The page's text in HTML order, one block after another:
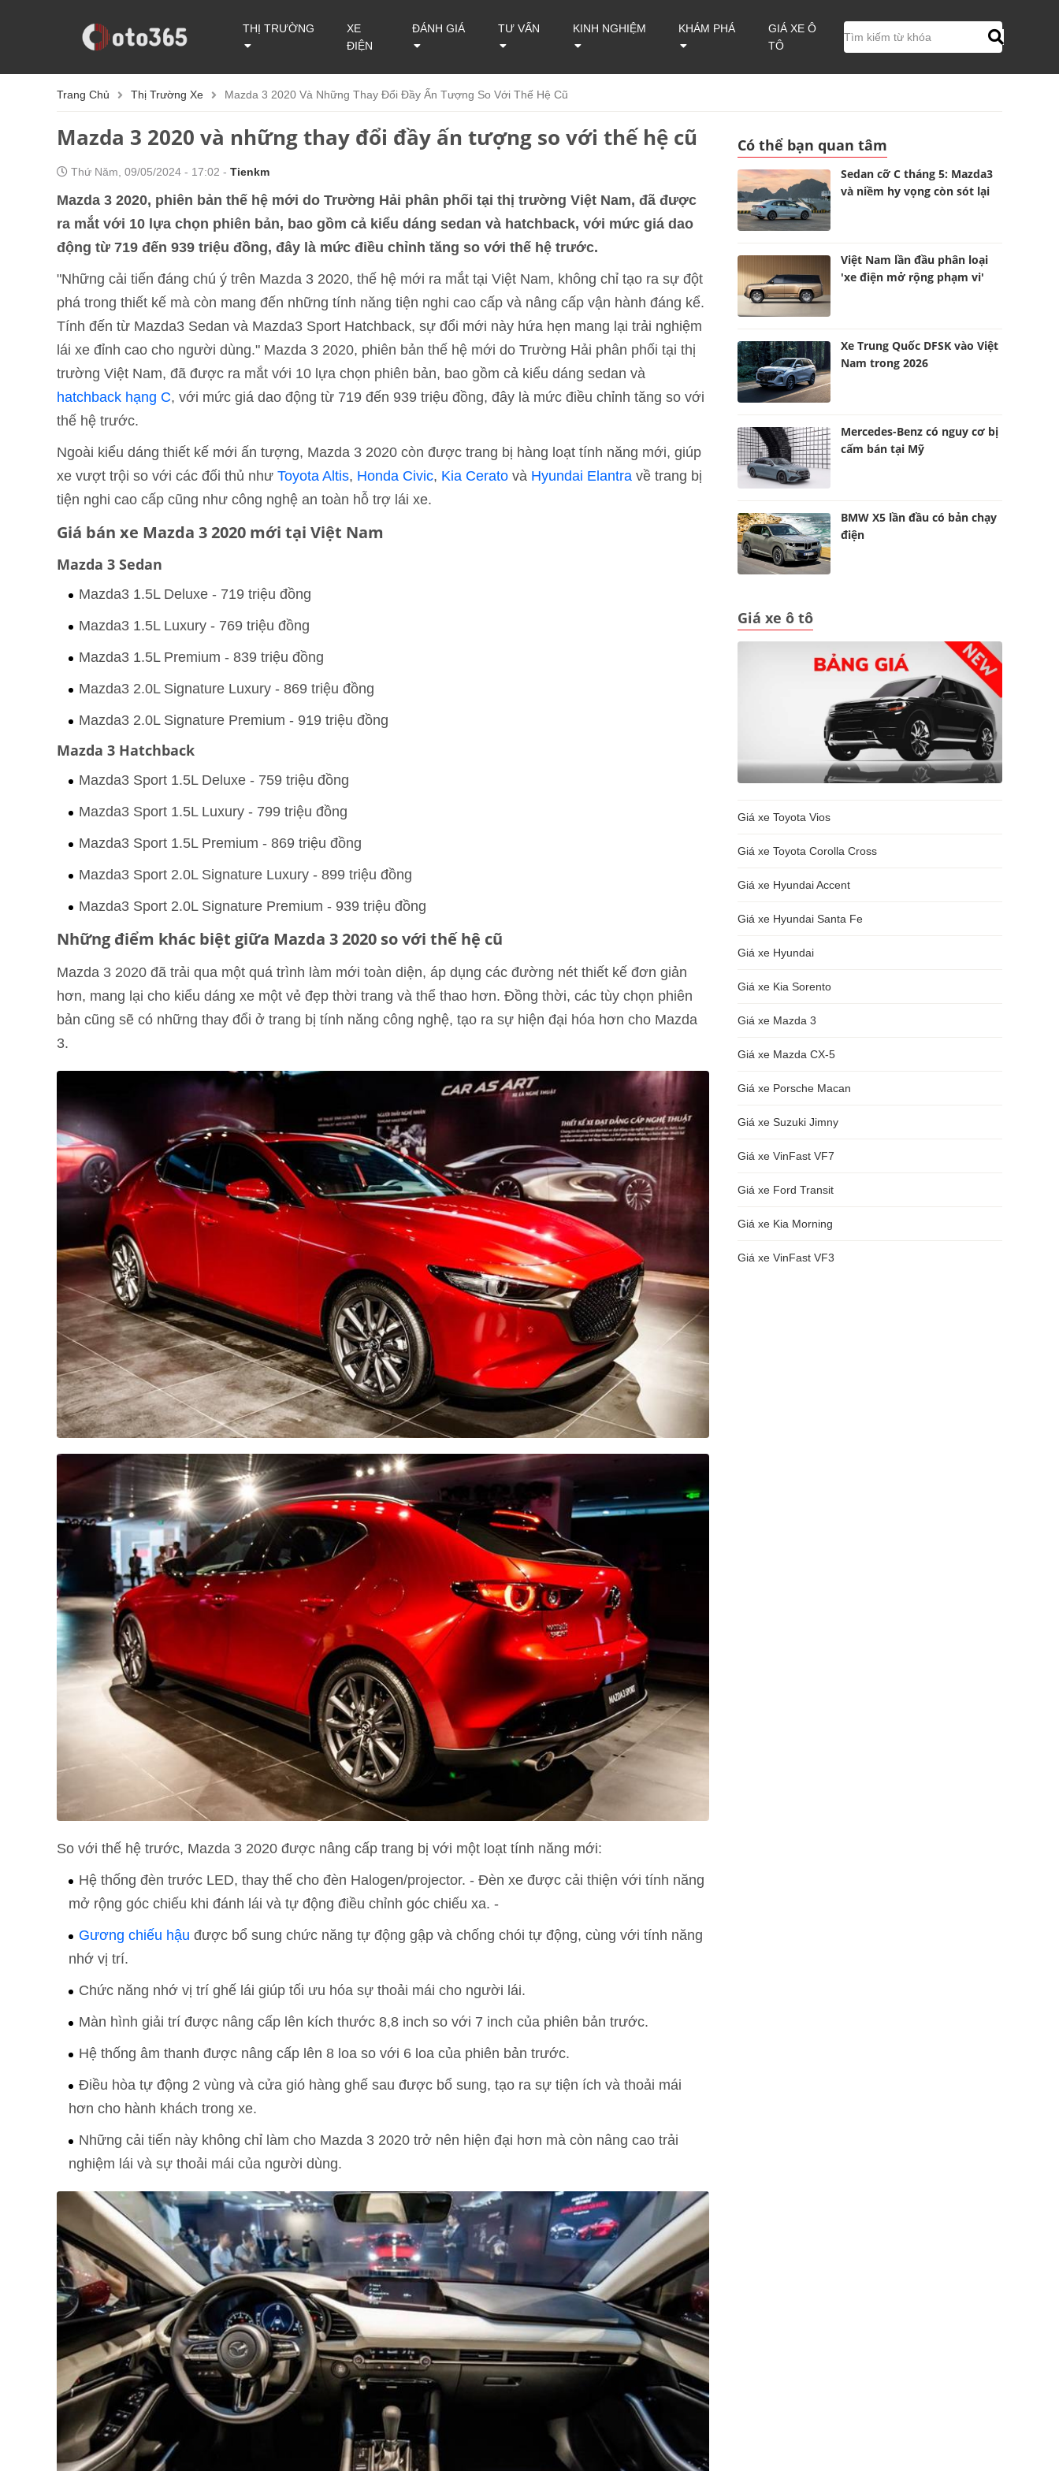
THỊ TRƯỜNG
XE
ĐIỆN
ĐÁNH GIÁ TƯ VẤN KINH NGHIỆM KHÁM PHÁ
GIÁ XE Ô
TÔ
Trang Chủ Thị Trường Xe Mazda 3 2020 Và Những Thay Đổi Đầy Ấn Tượng So Với Thế Hệ Cũ
Mazda 3 2020 và những thay đổi đầy ấn tượng so với thế hệ cũ
Thứ Năm, 09/05/2024 - 17:02 - Tienkm
Mazda 3 2020, phiên bản thế hệ mới do Trường Hải phân phối tại thị trường Việt Nam, đã được
ra mắt với 10 lựa chọn phiên bản, bao gồm cả kiểu dáng sedan và hatchback, với mức giá dao
động từ 719 đến 939 triệu đồng, đây là mức điều chỉnh tăng so với thế hệ trước.
"Những cải tiến đáng chú ý trên Mazda 3 2020, thế hệ mới ra mắt tại Việt Nam, không chỉ tạo ra sự đột
phá trong thiết kế mà còn mang đến những tính năng tiện nghi cao cấp và nâng cấp vận hành đáng kể.
Tính đến từ Mazda3 Sedan và Mazda3 Sport Hatchback, sự đổi mới này hứa hẹn mang lại trải nghiệm
lái xe đỉnh cao cho người dùng." Mazda 3 2020, phiên bản thế hệ mới do Trường Hải phân phối tại thị
trường Việt Nam, đã được ra mắt với 10 lựa chọn phiên bản, bao gồm cả kiểu dáng sedan và
hatchback hạng C, với mức giá dao động từ 719 đến 939 triệu đồng, đây là mức điều chỉnh tăng so với
thế hệ trước.
Ngoài kiểu dáng thiết kế mới ấn tượng, Mazda 3 2020 còn được trang bị hàng loạt tính năng mới, giúp
xe vượt trội so với các đối thủ như Toyota Altis, Honda Civic, Kia Cerato và Hyundai Elantra về trang bị
tiện nghi cao cấp cũng như công nghệ an toàn hỗ trợ lái xe.
Giá bán xe Mazda 3 2020 mới tại Việt Nam
Mazda 3 Sedan
Mazda3 1.5L Deluxe - 719 triệu đồng
Mazda3 1.5L Luxury - 769 triệu đồng
Mazda3 1.5L Premium - 839 triệu đồng
Mazda3 2.0L Signature Luxury - 869 triệu đồng
Mazda3 2.0L Signature Premium - 919 triệu đồng
Mazda 3 Hatchback
Mazda3 Sport 1.5L Deluxe - 759 triệu đồng
Mazda3 Sport 1.5L Luxury - 799 triệu đồng
Mazda3 Sport 1.5L Premium - 869 triệu đồng
Mazda3 Sport 2.0L Signature Luxury - 899 triệu đồng
Mazda3 Sport 2.0L Signature Premium - 939 triệu đồng
Những điểm khác biệt giữa Mazda 3 2020 so với thế hệ cũ
Mazda 3 2020 đã trải qua một quá trình làm mới toàn diện, áp dụng các đường nét thiết kế đơn giản
hơn, mang lại cho kiểu dáng xe một vẻ đẹp thời trang và thể thao hơn. Đồng thời, các tùy chọn phiên
bản cũng sẽ có những thay đổi ở trang bị tính năng công nghệ, tạo ra sự hiện đại hóa hơn cho Mazda
3.
So với thế hệ trước, Mazda 3 2020 được nâng cấp trang bị với một loạt tính năng mới:
Hệ thống đèn trước LED, thay thế cho đèn Halogen/projector. - Đèn xe được cải thiện với tính năng
mở rộng góc chiếu khi đánh lái và tự động điều chỉnh góc chiếu xa. -
Gương chiếu hậu được bổ sung chức năng tự động gập và chống chói tự động, cùng với tính năng
nhớ vị trí.
Chức năng nhớ vị trí ghế lái giúp tối ưu hóa sự thoải mái cho người lái.
Màn hình giải trí được nâng cấp lên kích thước 8,8 inch so với 7 inch của phiên bản trước.
Hệ thống âm thanh được nâng cấp lên 8 loa so với 6 loa của phiên bản trước.
Điều hòa tự động 2 vùng và cửa gió hàng ghế sau được bổ sung, tạo ra sự tiện ích và thoải mái
hơn cho hành khách trong xe.
Những cải tiến này không chỉ làm cho Mazda 3 2020 trở nên hiện đại hơn mà còn nâng cao trải
nghiệm lái và sự thoải mái của người dùng.
Có thể bạn quan tâm
Sedan cỡ C tháng 5: Mazda3
và niềm hy vọng còn sót lại
Việt Nam lần đầu phân loại
'xe điện mở rộng phạm vi'
Xe Trung Quốc DFSK vào Việt
Nam trong 2026
Mercedes-Benz có nguy cơ bị
cấm bán tại Mỹ
BMW X5 lần đầu có bản chạy
điện
Giá xe ô tô
Giá xe Toyota Vios
Giá xe Toyota Corolla Cross
Giá xe Hyundai Accent
Giá xe Hyundai Santa Fe
Giá xe Hyundai
Giá xe Kia Sorento
Giá xe Mazda 3
Giá xe Mazda CX-5
Giá xe Porsche Macan
Giá xe Suzuki Jimny
Giá xe VinFast VF7
Giá xe Ford Transit
Giá xe Kia Morning
Giá xe VinFast VF3